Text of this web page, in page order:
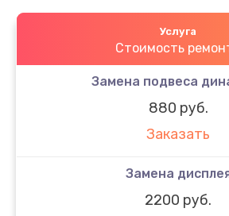
Услуга
Стоимость
Замена подвеса
880 руб.
Заказать
Замена
2200 руб.